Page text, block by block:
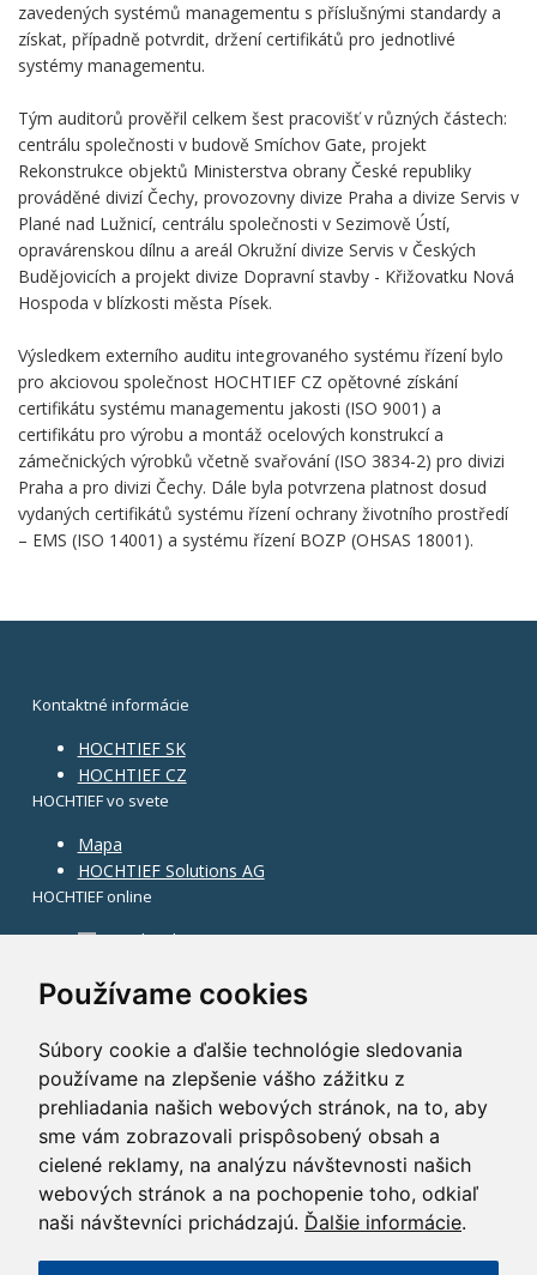
Používame cookies
Súbory cookie a ďalšie technológie sledovania
používame na zlepšenie vášho zážitku z
prehliadania našich webových stránok, na to, aby
sme vám zobrazovali prispôsobený obsah a
cielené reklamy, na analýzu návštevnosti našich
webových stránok a na pochopenie toho, odkiaľ
naši návštevníci prichádzajú. Ďalšie informácie.
zavedených systémů managementu s příslušnými standardy a
získat, případně potvrdit, držení certifikátů pro jednotlivé
systémy managementu.
Tým auditorů prověřil celkem šest pracovišť v různých částech:
centrálu společnosti v budově Smíchov Gate, projekt
Rekonstrukce objektů Ministerstva obrany České republiky
prováděné divizí Čechy, provozovny divize Praha a divize Servis v
Plané nad Lužnicí, centrálu společnosti v Sezimově Ústí,
opravárenskou dílnu a areál Okružní divize Servis v Českých
Budějovicích a projekt divize Dopravní stavby - Křižovatku Nová
Hospoda v blízkosti města Písek.
Výsledkem externího auditu integrovaného systému řízení bylo
pro akciovou společnost HOCHTIEF CZ opětovné získání
certifikátu systému managementu jakosti (ISO 9001) a
certifikátu pro výrobu a montáž ocelových konstrukcí a
zámečnických výrobků včetně svařování (ISO 3834-2) pro divizi
Praha a pro divizi Čechy. Dále byla potvrzena platnost dosud
vydaných certifikátů systému řízení ochrany životního prostředí
– EMS (ISO 14001) a systému řízení BOZP (OHSAS 18001).
Kontaktné informácie
HOCHTIEF SK
HOCHTIEF CZ
HOCHTIEF vo svete
Mapa
HOCHTIEF Solutions AG
HOCHTIEF online
Facebook